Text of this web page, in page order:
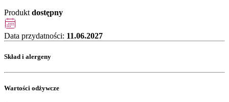
Produkt dostępny
Data przydatności: 11.06.2027
Skład i alergeny
Wartości odżywcze